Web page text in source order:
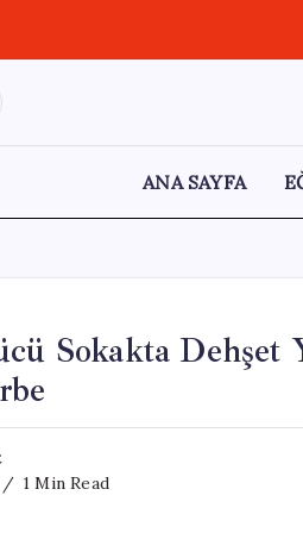
youtube.com/
ANA SAYFA
Sokakta Dehşet
1 Min Read